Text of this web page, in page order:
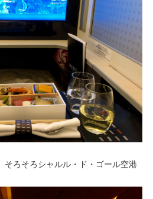
そろそろシャルル・ド・ゴール空港